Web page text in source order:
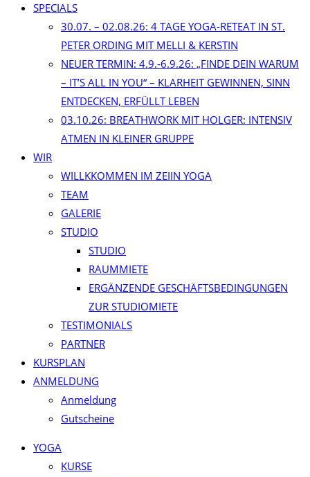
SPECIALS
30.07. – 02.08.26: 4 TAGE YOGA-RETEAT IN ST.
PETER ORDING MIT MELLI & KERSTIN
NEUER TERMIN: 4.9.-6.9.26: „FINDE DEIN WARUM
– IT’S ALL IN YOU“ – KLARHEIT GEWINNEN, SINN
ENTDECKEN, ERFÜLLT LEBEN
03.10.26: BREATHWORK MIT HOLGER: INTENSIV
ATMEN IN KLEINER GRUPPE
WIR
WILLKKOMMEN IM ZEIIN YOGA
TEAM
GALERIE
STUDIO
STUDIO
RAUMMIETE
ERGÄNZENDE GESCHÄFTSBEDINGUNGEN
ZUR STUDIOMIETE
TESTIMONIALS
PARTNER
KURSPLAN​
ANMELDUNG
Anmeldung
Gutscheine
YOGA
KURSE